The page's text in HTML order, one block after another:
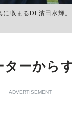
収まるDF濱田水輝
ターから
ADVERTISEMENT